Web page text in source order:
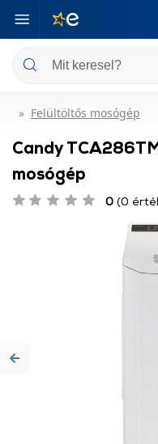
Felültöltős mosógép
Candy
mosógép
0 (0
Previous